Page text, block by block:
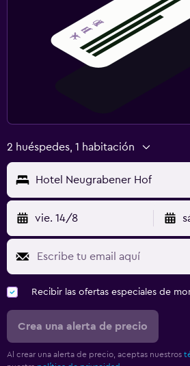
2 huéspedes, 1 habitación
Hotel Neugrabener Hof
vie. 14/8
Recibir las ofertas especiales de
Crea una alerta de precio
Al crear una alerta de precio, aceptas nuestros